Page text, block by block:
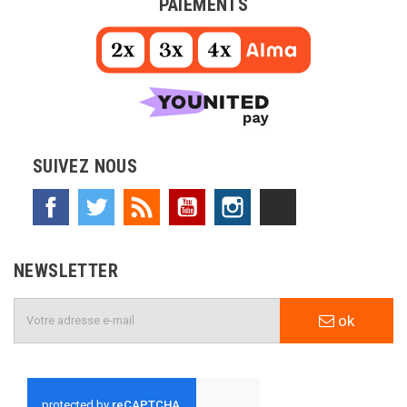
PAIEMENTS
SUIVEZ NOUS
Facebook Twitter Rss YouTube
NEWSLETTER
ok